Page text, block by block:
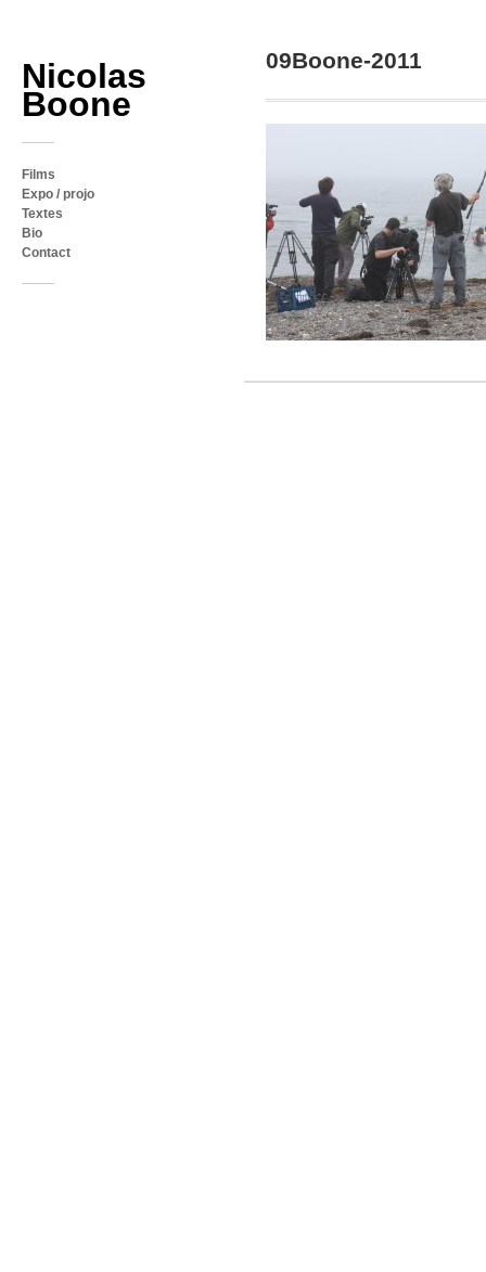
Nicolas
Boone
Films
Expo / projo
Textes
Bio
Contact
09Boone-2011